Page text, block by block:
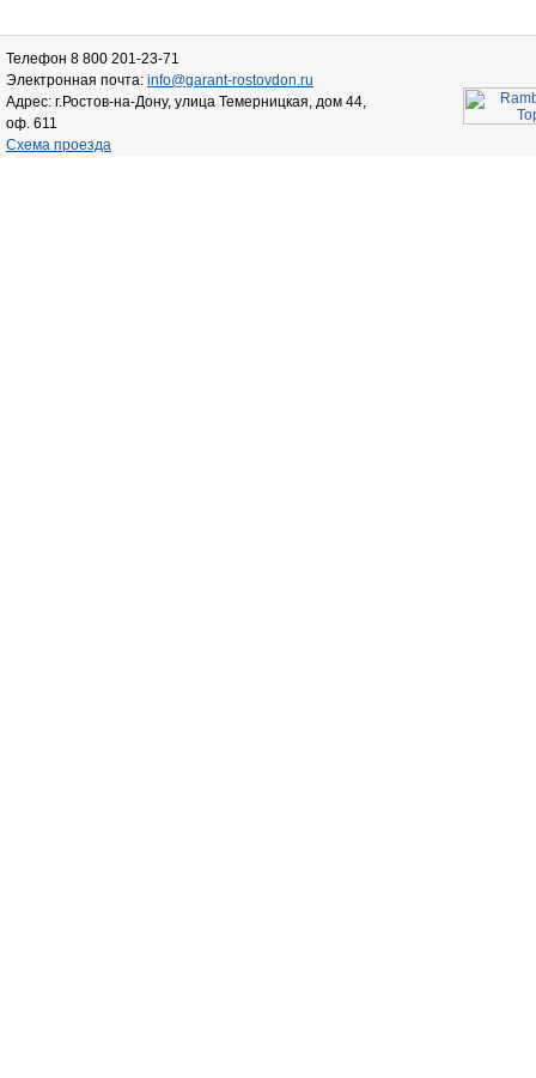
Телефон 8 800 201-23-71
Электронная почта: info@garant-rostovdon.ru
Адрес: г.Ростов-на-Дону, улица Темерницкая, дом 44,
оф. 611
Схема проезда